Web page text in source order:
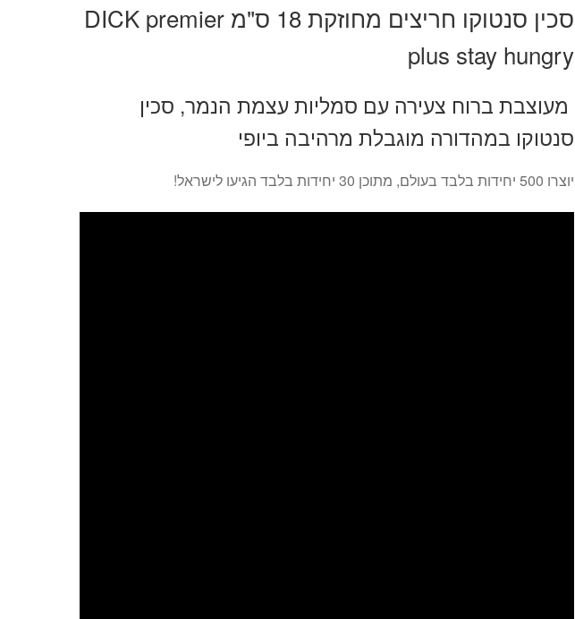
stay
hungry
סכין סנטוקו חריצים מחוזקת 18 ס"מ DICK premier
plus stay hungry
מעוצבת ברוח צעירה עם סמליות עצמת הנמר, סכין
סנטוקו במהדורה מוגבלת מרהיבה ביופי
יוצרו 500 יחידות בלבד בעולם, מתוכן 30 יחידות בלבד הגיעו לישראל!